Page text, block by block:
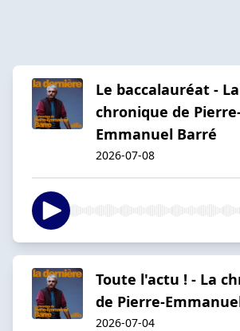
Le baccalauréat - La
chronique de
Emmanuel Barré
2026-07-08
Toute l'actu ! - La
de Pierre-
2026-07-04